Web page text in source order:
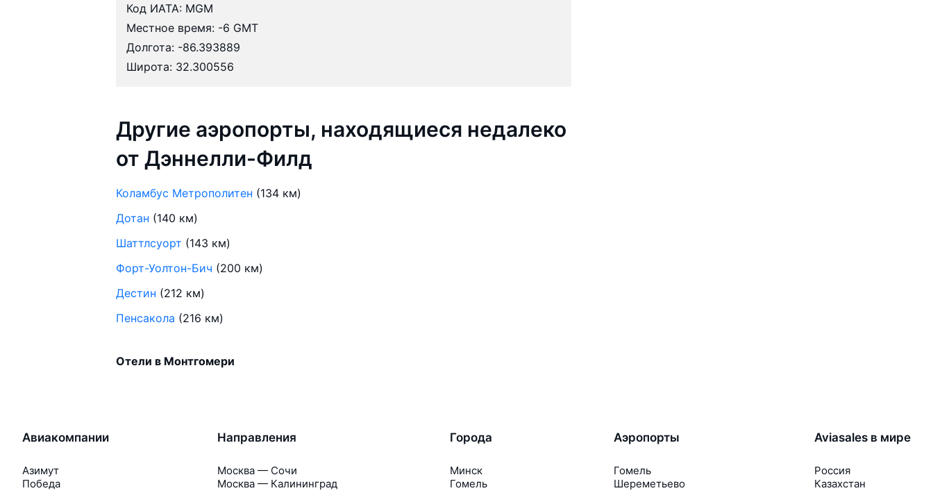
Код ИАТА: MGM
Местное время: -6 GMT
Долгота: -86.393889
Широта: 32.300556
Другие аэропорты, находящиеся недалеко
от Дэннелли-Филд
Коламбус Метрополитен (134 км)
Дотан (140 км)
Шаттлсуорт (143 км)
Форт-Уолтон-Бич (200 км)
Дестин (212 км)
Пенсакола (216 км)
Отели в Монтгомери
Авиакомпании
Азимут
Победа
Направления
Москва — Сочи
Москва — Калининград
Города
Минск
Гомель
Аэропорты
Гомель
Шереметьево
Aviasales в мире
Россия
Казахстан